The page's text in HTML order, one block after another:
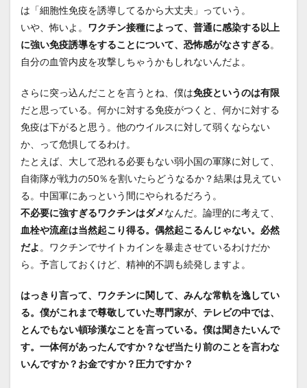
は「細胞性免疫を誘導してるから大丈夫」っていう。
いや、怖いよ。 ワクチン接種によって、普通に感染する以上
に強い免疫誘導をすることについて、恐怖感がなさすぎる。
自分の血管内皮を攻撃しちゃうかもしれないんだよ。
さらに突っ込んだことを言うとね、僕は免疫というのは有限
だと思っている。何かに対する免疫がつくと、何かに対する
免疫は下がると思う。他のウイルスに対して弱くならない
か、って危惧してるわけ。
たとえば、大して恐れる必要もない弱小国の軍隊に対して、
自衛隊が戦力の50％を割いたらどうなるか？結果は見えてい
る。中国軍にあっという間にやられるだろう。
不必要に強すぎるワクチンはダメなんだ。論理的に考えて、
血栓や流産は当然起こり得る。偶然起こるんじゃない。必然
だよ 。ワクチンでサイトカインを暴走させているわけだか
ら。予言しておくけど、精神的不調も続発しますよ。
はっきり言って、ワクチンに関して、みんな常軌を逸してい
る。僕がこれまで尊敬していた専門家が、テレビの中では、
とんでもない頓珍漢なことを言っている。僕は聞きたいんで
す。一体何があったんですか？なぜ当たり前のことを言わな
いんですか？お金ですか？圧力ですか？